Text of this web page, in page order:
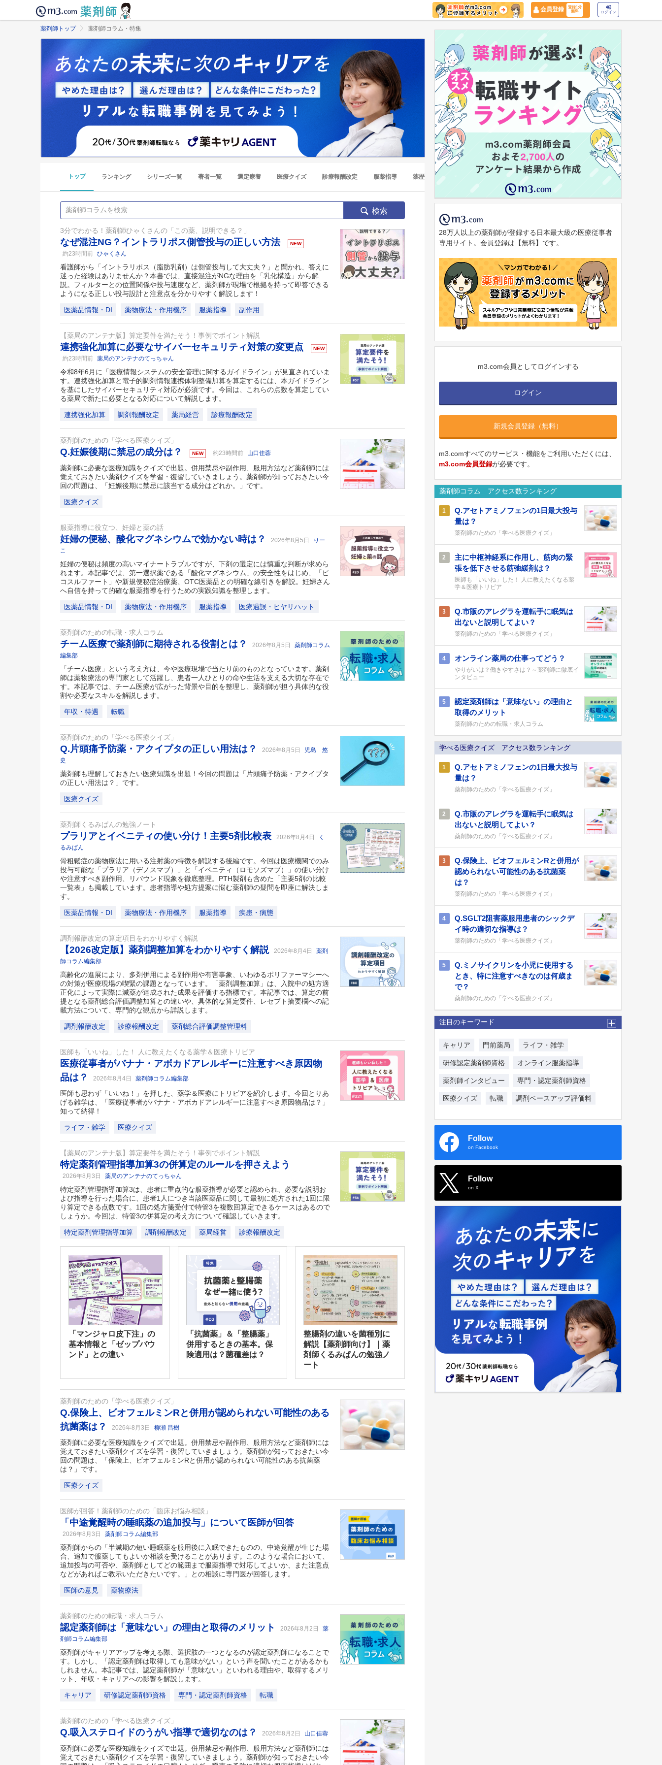
会員登録
登録1分
無料
ログイン
薬剤師トップ 薬剤師コラム・特集
トップ ランキング シリーズ一覧 著者一覧 選定療養 医療クイズ 診療報酬改定 服薬指導 薬歴
検索
3分でわかる！薬剤師ひゃくさんの「この薬、説明できる？」
なぜ混注NG？イントラリポス側管投与の正しい方法 NEW
約23時間前 ひゃくさん
看護師から「イントラリポス（脂肪乳剤）は側管投与して大丈夫？」と聞かれ、答えに
迷った経験はありませんか？本書では、直接混注がNGな理由を「乳化構造」から解
説。フィルターとの位置関係や投与速度など、薬剤師が現場で根拠を持って即答できる
ようになる正しい投与設計と注意点を分かりやすく解説します！
医薬品情報・DI 薬物療法・作用機序 服薬指導 副作用
【薬局のアンテナ版】算定要件を満たそう！事例でポイント解説
連携強化加算に必要なサイバーセキュリティ対策の変更点 NEW
約23時間前 薬局のアンテナのてっちゃん
令和8年6月に「医療情報システムの安全管理に関するガイドライン」が見直されていま
す。連携強化加算と電子的調剤情報連携体制整備加算を算定するには、本ガイドライン
を基にしたサイバーセキュリティ対応が必須です。今回は、これらの点数を算定してい
る薬局で新たに必要となる対応について解説します。
連携強化加算 調剤報酬改定 薬局経営 診療報酬改定
薬剤師のための「学べる医療クイズ」
Q.妊娠後期に禁忌の成分は？ NEW 約23時間前 山口佳蓉
薬剤師に必要な医療知識をクイズで出題。併用禁忌や副作用、服用方法など薬剤師には
覚えておきたい薬剤クイズを学習・復習していきましょう。薬剤師が知っておきたい今
回の問題は、「妊娠後期に禁忌に該当する成分はどれか。」です。
医療クイズ
服薬指導に役立つ、妊婦と薬の話
妊婦の便秘、酸化マグネシウムで効かない時は？ 2026年8月5日
りー
こ
妊婦の便秘は頻度の高いマイナートラブルですが、下剤の選定には慎重な判断が求めら
れます。本記事では、第一選択薬である「酸化マグネシウム」の安全性をはじめ、「ピ
コスルファート」や新規便秘症治療薬、OTC医薬品との明確な線引きを解説。妊婦さん
へ自信を持って的確な服薬指導を行うための実践知識を整理します。
医薬品情報・DI 薬物療法・作用機序 服薬指導 医療過誤・ヒヤリハット
薬剤師のための転職・求人コラム
チーム医療で薬剤師に期待される役割とは？ 2026年8月5日
薬剤師コラム
編集部
「チーム医療」という考え方は、今や医療現場で当たり前のものとなっています。薬剤
師は薬物療法の専門家として活躍し、患者一人ひとりの命や生活を支える大切な存在で
す。本記事では、チーム医療が広がった背景や目的を整理し、薬剤師が担う具体的な役
割や必要なスキルを解説します。
年収・待遇 転職
薬剤師のための「学べる医療クイズ」
Q.片頭痛予防薬・アクイプタの正しい用法は？ 2026年8月5日
児島 悠
史
薬剤師も理解しておきたい医療知識を出題！今回の問題は「片頭痛予防薬・アクイプタ
の正しい用法は？」です。
医療クイズ
薬剤師くるみぱんの勉強ノート
プラリアとイベニティの使い分け！主要5剤比較表 2026年8月4日
く
るみぱん
骨粗鬆症の薬物療法に用いる注射薬の特徴を解説する後編です。今回は医療機関でのみ
投与可能な「プラリア（デノスマブ）」と「イベニティ（ロモソズマブ）」の使い分け
や注意すべき副作用、リバウンド現象を徹底整理。PTH製剤も含めた「主要5剤の比較
一覧表」も掲載しています。患者指導や処方提案に悩む薬剤師の疑問を即座に解決しま
す。
医薬品情報・DI 薬物療法・作用機序 服薬指導 疾患・病態
調剤報酬改定の算定項目をわかりやすく解説
【2026改定版】薬剤調整加算をわかりやすく解説 2026年8月4日
薬剤
師コラム編集部
高齢化の進展により、多剤併用による副作用や有害事象、いわゆるポリファーマシーへ
の対策が医療現場の喫緊の課題となっています。「薬剤調整加算」は、入院中の処方適
正化によって実際に減薬が達成された成果を評価する指標です。本記事では、算定の前
提となる薬剤総合評価調整加算との違いや、具体的な算定要件、レセプト摘要欄への記
載方法について、専門的な観点から詳説します。
調剤報酬改定 診療報酬改定 薬剤総合評価調整管理料
医師も「いいね」した！ 人に教えたくなる薬学＆医療トリビア
医療従事者がバナナ・アボカドアレルギーに注意すべき原因物
品は？
2026年8月4日 薬剤師コラム編集部
医師も思わず「いいね！」を押した、薬学＆医療にトリビアを紹介します。今回とりあ
げる雑学は、「医療従事者がバナナ・アボカドアレルギーに注意すべき原因物品は？」
知って納得！
ライフ・雑学 医療クイズ
【薬局のアンテナ版】算定要件を満たそう！事例でポイント解説
特定薬剤管理指導加算3の併算定のルールを押さえよう
2026年8月3日 薬局のアンテナのてっちゃん
特定薬剤管理指導加算3は、患者に重点的な服薬指導が必要と認められ、必要な説明お
よび指導を行った場合に、患者1人につき当該医薬品に関して最初に処方された1回に限
り算定できる点数です。1回の処方箋受付で特管3を複数回算定できるケースはあるので
しょうか。今回は、特管3の併算定の考え方について確認していきます。
特定薬剤管理指導加算 調剤報酬改定 薬局経営 診療報酬改定
「マンジャロ皮下注」の
基本情報と「ゼップバウ
ンド」との違い
「抗菌薬」＆「整腸薬」
併用するときの基本。保
険適用は？菌種差は？
整腸剤の違いを菌種別に
解説【薬剤師向け】｜薬
剤師くるみぱんの勉強ノ
ート
薬剤師のための「学べる医療クイズ」
Q.保険上、ビオフェルミンRと併用が認められない可能性のある
抗菌薬は？
2026年8月3日 柳瀬 昌樹
薬剤師に必要な医療知識をクイズで出題。併用禁忌や副作用、服用方法など薬剤師には
覚えておきたい薬剤クイズを学習・復習していきましょう。薬剤師が知っておきたい今
回の問題は、「保険上、ビオフェルミンRと併用が認められない可能性のある抗菌薬
は？」です。
医療クイズ
医師が回答！薬剤師のための「臨床お悩み相談」
「中途覚醒時の睡眠薬の追加投与」について医師が回答
2026年8月3日 薬剤師コラム編集部
薬剤師からの「半減期の短い睡眠薬を服用後に入眠できたものの、中途覚醒が生じた場
合、追加で服薬してもよいか相談を受けることがあります。このような場合において、
追加投与の可否や、薬剤師としてどの範囲まで服薬指導で対応してよいか、また注意点
などがあればご教示いただきたいです。」との相談に専門医が回答します。
医師の意見 薬物療法
薬剤師のための転職・求人コラム
認定薬剤師は「意味ない」の理由と取得のメリット 2026年8月2日
薬
剤師コラム編集部
薬剤師がキャリアアップを考える際、選択肢の一つとなるのが認定薬剤師になることで
す。しかし、「認定薬剤師は取得しても意味がない」という声を聞いたことがあるかも
しれません。本記事では、認定薬剤師が「意味ない」といわれる理由や、取得するメリ
ット、年収・キャリアへの影響を解説します。
キャリア 研修認定薬剤師資格 専門・認定薬剤師資格 転職
薬剤師のための「学べる医療クイズ」
Q.吸入ステロイドのうがい指導で適切なのは？ 2026年8月2日 山口佳蓉
薬剤師に必要な医療知識をクイズで出題。併用禁忌や副作用、服用方法など薬剤師には
覚えておきたい薬剤クイズを学習・復習していきましょう。薬剤師が知っておきたい今
28万人以上の薬剤師が登録する日本最大級の医療従事者
専用サイト。会員登録は【無料】です。
m3.com会員としてログインする
ログイン
新規会員登録（無料）
m3.comすべてのサービス・機能をご利用いただくには、
m3.com会員登録が必要です。
薬剤師コラム アクセス数ランキング
1
Q.アセトアミノフェンの1日最大投与
量は？
薬剤師のための「学べる医療クイズ」
2
主に中枢神経系に作用し、筋肉の緊
張を低下させる筋弛緩剤は？
医師も「いいね」した！ 人に教えたくなる薬
学＆医療トリビア
3
Q.市販のアレグラを運転手に眠気は
出ないと説明してよい？
薬剤師のための「学べる医療クイズ」
4 オンライン薬局の仕事ってどう？
やりがいは？働きやすさは？～薬剤師に徹底イ
ンタビュー
5
認定薬剤師は「意味ない」の理由と
取得のメリット
薬剤師のための転職・求人コラム
学べる医療クイズ アクセス数ランキング
1
Q.アセトアミノフェンの1日最大投与
量は？
薬剤師のための「学べる医療クイズ」
2
Q.市販のアレグラを運転手に眠気は
出ないと説明してよい？
薬剤師のための「学べる医療クイズ」
3
Q.保険上、ビオフェルミンRと併用が
認められない可能性のある抗菌薬
は？
薬剤師のための「学べる医療クイズ」
4
Q.SGLT2阻害薬服用患者のシックデ
イ時の適切な指導は？
薬剤師のための「学べる医療クイズ」
5
Q.ミノサイクリンを小児に使用する
とき、特に注意すべきなのは何歳ま
で？
薬剤師のための「学べる医療クイズ」
注目のキーワード
キャリア 門前薬局 ライフ・雑学
研修認定薬剤師資格 オンライン服薬指導
薬剤師インタビュー 専門・認定薬剤師資格
医療クイズ 転職 調剤ベースアップ評価料
Follow
on Facebook
Follow
on X